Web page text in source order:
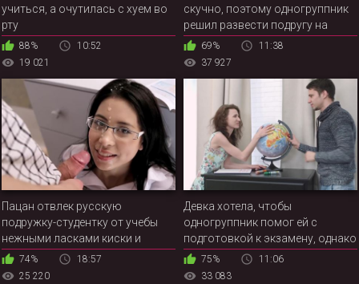
учиться, а очутилась с хуем во
рту
88%
10:52
19 021
скучно, поэтому одногруппник
решил развести подругу на
анальную еблю, чтобы
отвлечься от учебы
69%
11:38
37 927
Пацан отвлек русскую
подружку-студентку от учебы
нежными ласками киски и
жарким сексом
74%
18:57
25 220
Девка хотела, чтобы
одногруппник помог ей с
подготовкой к экзамену, однако
похотливый самец хотел
поскорее засадить русской
75%
11:06
33 083